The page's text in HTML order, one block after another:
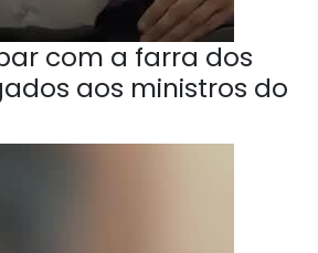
com a farra dos
aos ministros do